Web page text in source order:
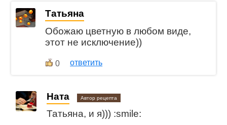
Татьяна
Обожаю цветную в любом виде,
этот не исключение))
0 ответить
Ната Автор рецепта
Татьяна, и я))) :smile: